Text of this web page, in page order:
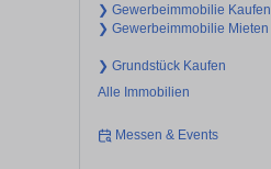
❯ Gewerbeimmobilie Kaufen
❯ Gewerbeimmobilie Mieten
❯ Grundstück Kaufen
Alle Immobilien
Messen & Events